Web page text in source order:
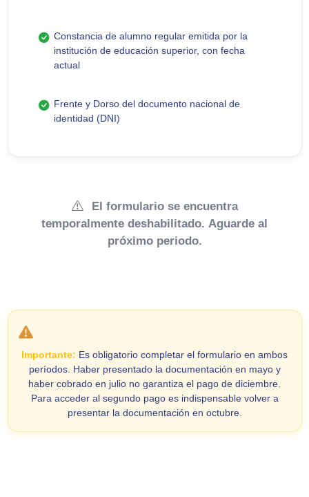
Constancia de alumno regular emitida por la
institución de educación superior, con fecha
actual
Frente y Dorso del documento nacional de
identidad (DNI)
temporalmente deshabilitado. Aguarde al
próximo periodo.
Importante: Es obligatorio completar el formulario en ambos
períodos. Haber presentado la documentación en mayo y
haber cobrado en julio no garantiza el pago de diciembre.
Para acceder al segundo pago es indispensable volver a
presentar la documentación en octubre.